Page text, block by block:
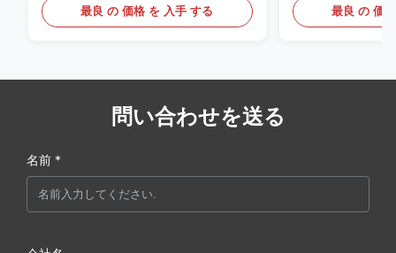
最良 の 価格 を 入手 する 最良 の 価
問い合わせを送る
名前 *